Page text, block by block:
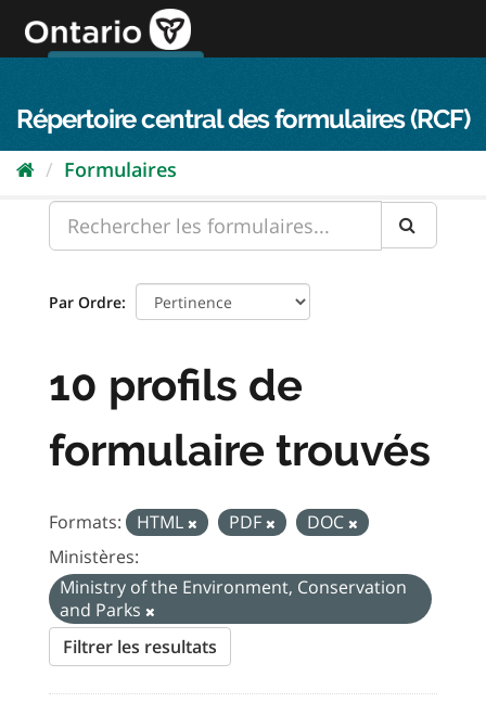
directement
au
Répertoire central des formulaires (RCF)
Formulaires
Par Ordre
10 profils de
formulaire trouvés
Formats: HTML PDF
DOC
Ministères:
Ministry of the Environment, Conservation
and Parks
Filtrer les resultats